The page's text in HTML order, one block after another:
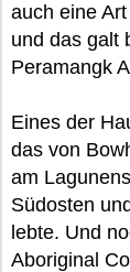
auch eine
und das galt
Peramangk
Eines der
das von
am
Südosten
lebte. Und
Aboriginal